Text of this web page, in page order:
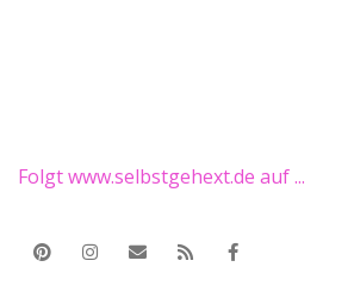
Folgt www.selbstgehext.de auf ...